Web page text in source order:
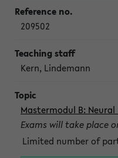
209502
Kern, Lindemann
Mastermodul B:
Exams will take place
Limited number of